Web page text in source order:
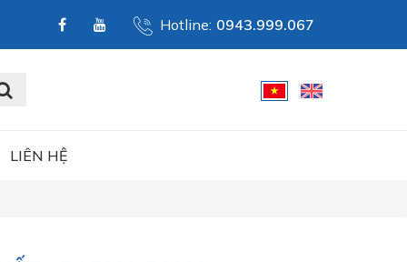
Hotline: 0943.999.067
LIÊN HỆ